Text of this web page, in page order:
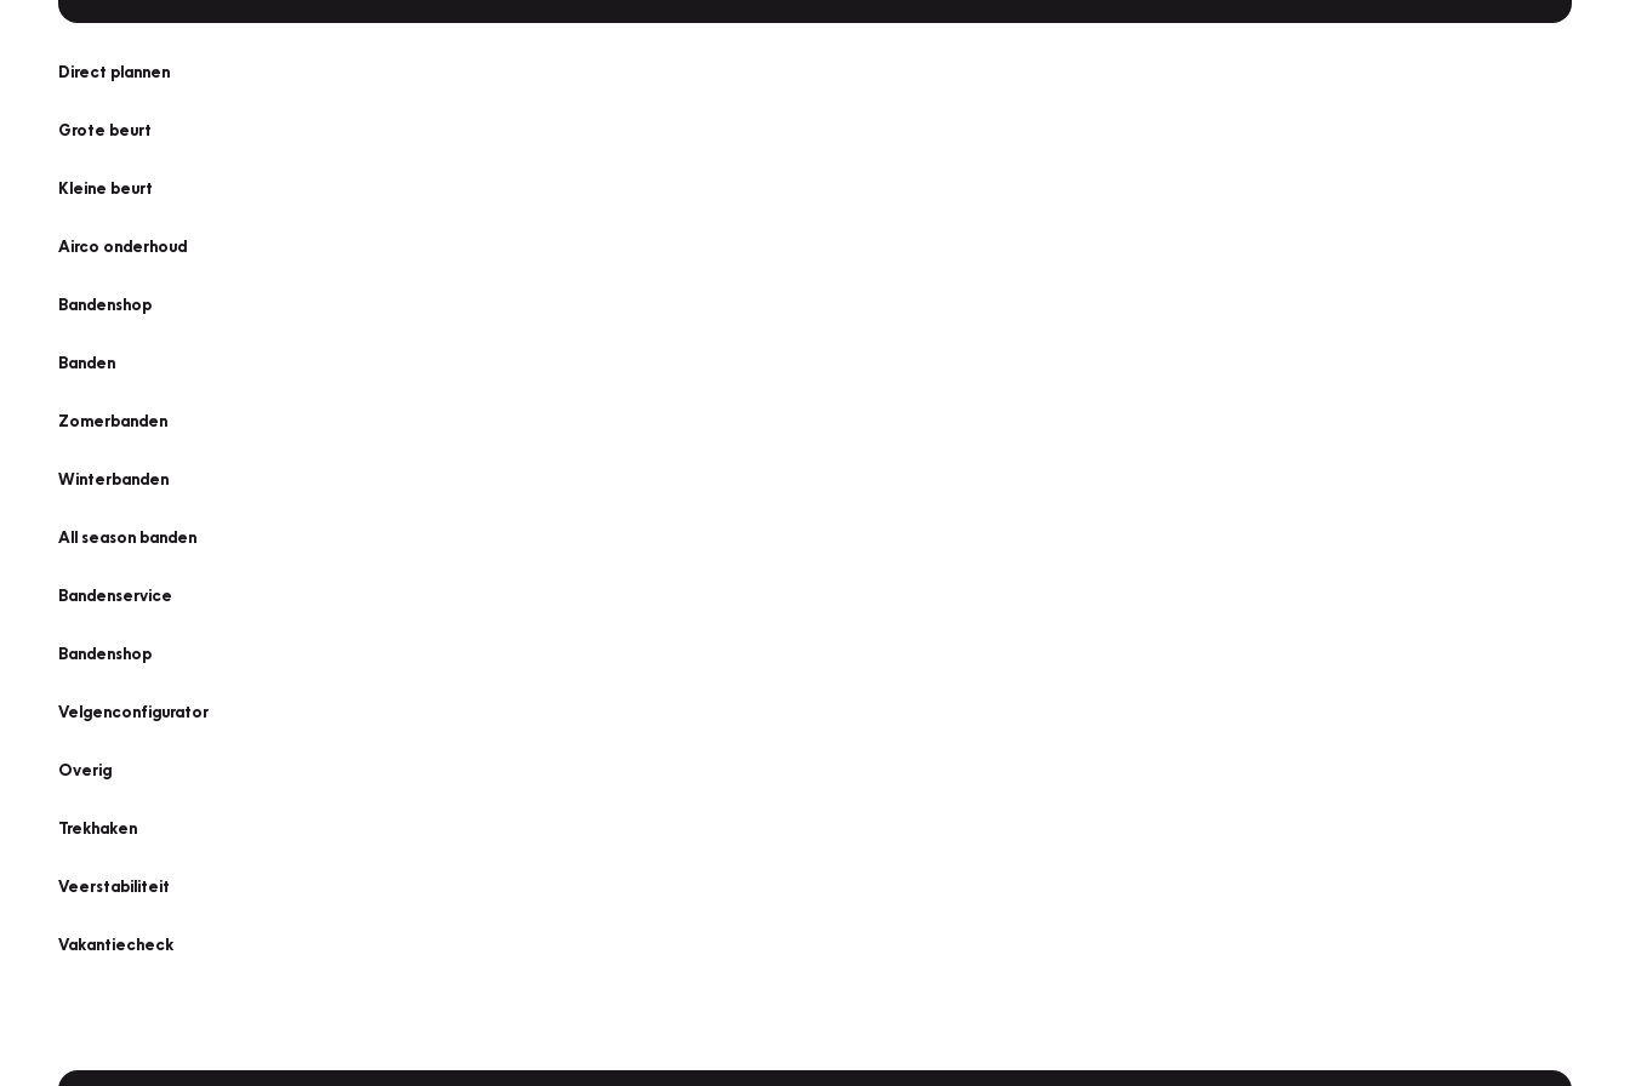
Direct plannen
Grote beurt
Kleine beurt
Airco onderhoud
Bandenshop
Banden
Zomerbanden
Winterbanden
All season banden
Bandenservice
Bandenshop
Velgenconfigurator
Overig
Trekhaken
Veerstabiliteit
Vakantiecheck